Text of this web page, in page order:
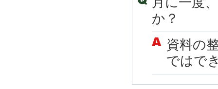
か？
資料の
ではで